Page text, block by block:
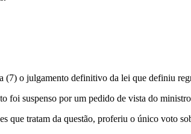
o julgamento definitivo da lei que definiu
foi suspenso por um pedido de vista do
que tratam da questão, proferiu o único voto